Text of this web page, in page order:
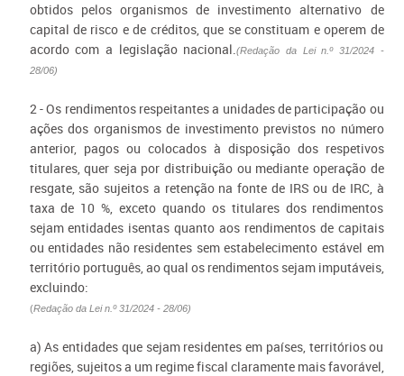
obtidos pelos organismos de investimento alternativo de
capital de risco e de créditos, que se constituam e operem de
acordo com a legislação nacional.(Redação da Lei n.º 31/2024 -
28/06)
2 - Os rendimentos respeitantes a unidades de participação ou
ações dos organismos de investimento previstos no número
anterior, pagos ou colocados à disposição dos respetivos
titulares, quer seja por distribuição ou mediante operação de
resgate, são sujeitos a retenção na fonte de IRS ou de IRC, à
taxa de 10 %, exceto quando os titulares dos rendimentos
sejam entidades isentas quanto aos rendimentos de capitais
ou entidades não residentes sem estabelecimento estável em
território português, ao qual os rendimentos sejam imputáveis,
excluindo:
(Redação da Lei n.º 31/2024 - 28/06)
a) As entidades que sejam residentes em países, territórios ou
regiões, sujeitos a um regime fiscal claramente mais favorável,